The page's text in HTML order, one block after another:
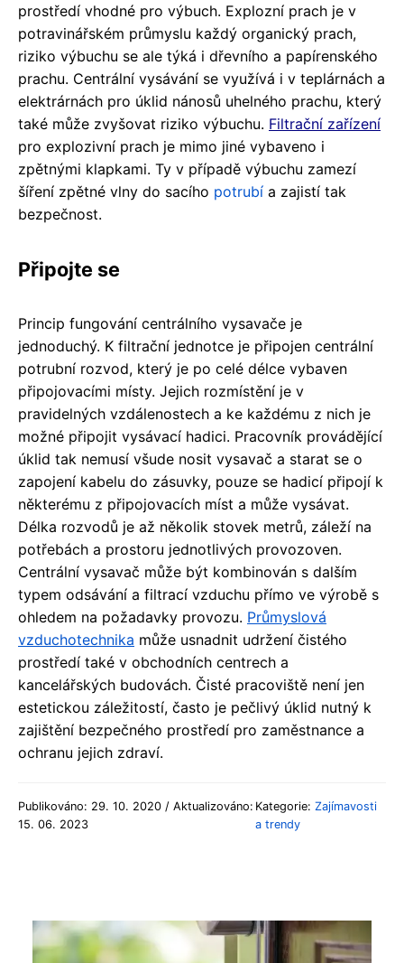
prostředí vhodné pro výbuch. Explozní prach je v
potravinářském průmyslu každý organický prach,
riziko výbuchu se ale týká i dřevního a papírenského
prachu. Centrální vysávání se využívá i v teplárnách a
elektrárnách pro úklid nánosů uhelného prachu, který
také může zvyšovat riziko výbuchu. Filtrační zařízení
pro explozivní prach je mimo jiné vybaveno i
zpětnými klapkami. Ty v případě výbuchu zamezí
šíření zpětné vlny do sacího potrubí a zajistí tak
bezpečnost.
Připojte se
Princip fungování centrálního vysavače je
jednoduchý. K filtrační jednotce je připojen centrální
potrubní rozvod, který je po celé délce vybaven
připojovacími místy. Jejich rozmístění je v
pravidelných vzdálenostech a ke každému z nich je
možné připojit vysávací hadici. Pracovník provádějící
úklid tak nemusí všude nosit vysavač a starat se o
zapojení kabelu do zásuvky, pouze se hadicí připojí k
některému z připojovacích míst a může vysávat.
Délka rozvodů je až několik stovek metrů, záleží na
potřebách a prostoru jednotlivých provozoven.
Centrální vysavač může být kombinován s dalším
typem odsávání a filtrací vzduchu přímo ve výrobě s
ohledem na požadavky provozu. Průmyslová
vzduchotechnika může usnadnit udržení čistého
prostředí také v obchodních centrech a
kancelářských budovách. Čisté pracoviště není jen
estetickou záležitostí, často je pečlivý úklid nutný k
zajištění bezpečného prostředí pro zaměstnance a
ochranu jejich zdraví.
Publikováno: 29. 10. 2020 / Aktualizováno:
15. 06. 2023
Kategorie:Zajímavosti
a trendy